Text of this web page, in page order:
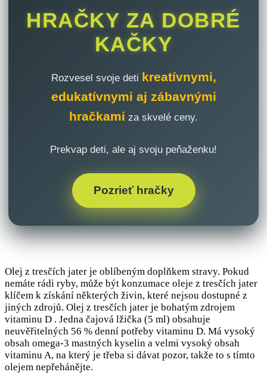
HRAČKY ZA DOBRÉ
KAČKY
Rozvesel svoje deti kreatívnymi,
edukatívnymi aj zábavnými
hračkami za skvelé ceny.
Prekvap deti, ale aj svoju peňaženku!
Pozrieť hračky
Olej z tresčích jater je oblíbeným doplňkem stravy. Pokud
nemáte rádi ryby, může být konzumace oleje z tresčích jater
klíčem k získání některých živin, které nejsou dostupné z
jiných zdrojů. Olej z tresčích jater je bohatým zdrojem
vitaminu D . Jedna čajová lžička (5 ml) obsahuje
neuvěřitelných 56 % denní potřeby vitaminu D. Má vysoký
obsah omega-3 mastných kyselin a velmi vysoký obsah
vitaminu A, na který je třeba si dávat pozor, takže to s tímto
olejem nepřehánějte.